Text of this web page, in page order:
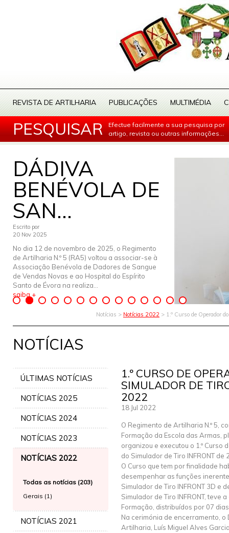
REVISTA DE ARTILHARIA PUBLICAÇÕES MULTIMÉDIA
PESQUISAR
Efectue facilmente a sua pesquisa por
artigo, revista ou outras informações...
DÁDIVA
BENÉVOLA DE
SAN...
Escrito por
20 Nov 2025
No dia 12 de novembro de 2025, o Regimento
de Artilharia N.º 5 (RA5) voltou a associar-se à
Associação Benévola de Dadores de Sangue
de Vendas Novas e ao Hospital do Espírito
Santo de Évora na realiza...
saiba +
Notícias > Notícias 2022 > 1.º Curso de Operador
NOTÍCIAS
ÚLTIMAS NOTÍCIAS
NOTÍCIAS 2025
NOTÍCIAS 2024
NOTÍCIAS 2023
NOTÍCIAS 2022
Todas as notícias (203)
Gerais (1)
NOTÍCIAS 2021
1.º CURSO DE
SIMULADOR DE
2022
18 Jul 2022
O Regimento de Artilharia N.º 5,
Formação da Escola das Armas,
organizou e executou o 1.º Curso
do Simulador de Tiro INFRONT de
O Curso que tem por finalidade
desempenhar as funções
Simulador de Tiro INFRONT 3D e
Simulador de Tiro INFRONT, teve
Formação, distribuídos por 07
Na cerimónia de encerramento, o
Artilharia, Luís Miguel Alves